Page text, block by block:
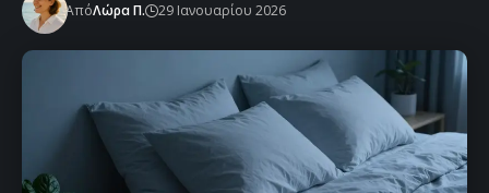
ΑπόΛώρα Π. 29 Ιανουαρίου 2026